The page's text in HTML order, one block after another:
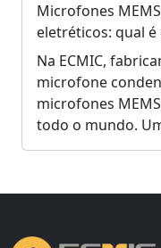
Microfones
eletréticos: qual
produto?
Na ECMIC,
microfone
microfones
todo o mundo.